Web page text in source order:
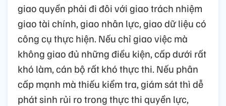
giao quyền phải đi đôi với giao trách nhiệm
giao tài chính, giao nhân lực, giao dữ liệu có
công cụ thực hiện. Nếu chỉ giao việc mà
không giao đủ những điều kiện, cấp dưới rất
khó làm, cán bộ rất khó thực thi. Nếu phân
cấp mạnh mà thiếu kiểm tra, giám sát thì dễ
phát sinh rủi ro trong thực thi quyền lực,